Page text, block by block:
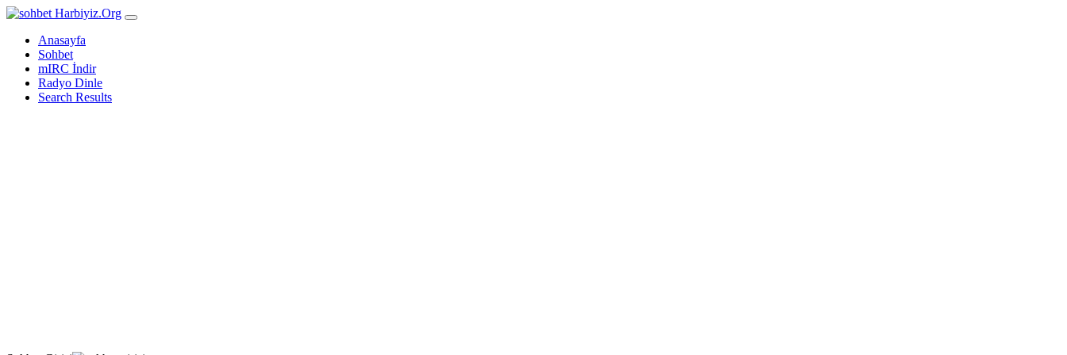
Harbiyiz.Org
Anasayfa
Sohbet
mIRC İndir
Radyo Dinle
Search Results